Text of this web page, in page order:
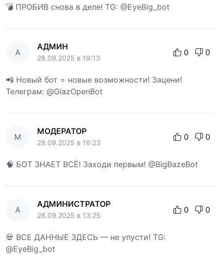
💣 ПРОБИВ снова в деле! TG: @EyeBig_bot
А
АДМИН
28.09.2025 в 19:13
0 0
📲 Новый бот = новые возможности! Зацени!
Телеграм: @GlazOpenBot
М
МОДЕРАТОР
28.09.2025 в 16:23
0 0
🧠 БОТ ЗНАЕТ ВСЁ! Заходи первым! @BigBazeBot
А
АДМИНИСТРАТОР
28.09.2025 в 13:25
0 0
💀 ВСЕ ДАННЫЕ ЗДЕСЬ — не упусти! TG:
@EyeBig_bot